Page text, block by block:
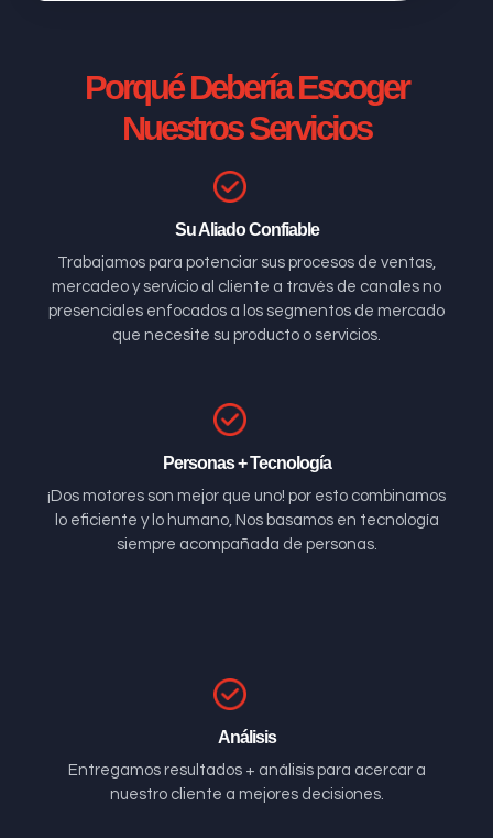
Porqué Debería Escoger
Nuestros Servicios
Su Aliado Confiable
Trabajamos para potenciar sus procesos de ventas,
mercadeo y servicio al cliente a través de canales no
presenciales enfocados a los segmentos de mercado
que necesite su producto o servicios.
Personas + Tecnología
¡Dos motores son mejor que uno! por esto combinamos
lo eficiente y lo humano, Nos basamos en tecnología
siempre acompañada de personas.
Análisis
Entregamos resultados + análisis para acercar a
nuestro cliente a mejores decisiones.